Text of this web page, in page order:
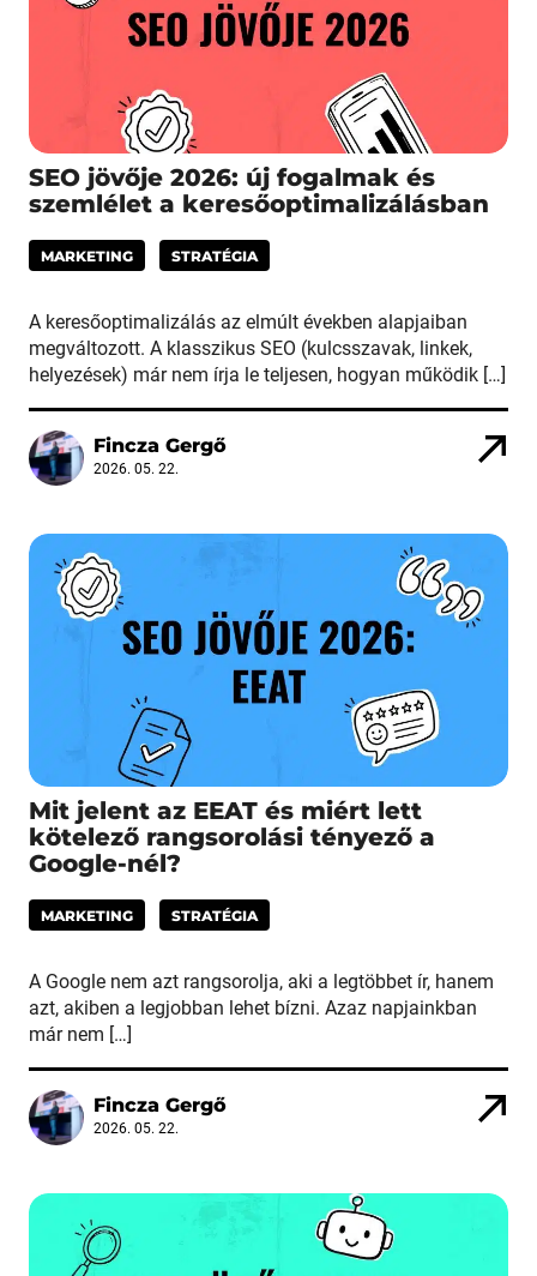
SEO jövője 2026: új fogalmak és
szemlélet a keresőoptimalizálásban
MARKETING STRATÉGIA
A keresőoptimalizálás az elmúlt években alapjaiban
megváltozott. A klasszikus SEO (kulcsszavak, linkek,
helyezések) már nem írja le teljesen, hogyan működik […]
Fincza Gergő
2026. 05. 22.
Mit jelent az EEAT és miért lett
kötelező rangsorolási tényező a
Google-nél?
MARKETING STRATÉGIA
A Google nem azt rangsorolja, aki a legtöbbet ír, hanem
azt, akiben a legjobban lehet bízni. Azaz napjainkban
már nem […]
Fincza Gergő
2026. 05. 22.